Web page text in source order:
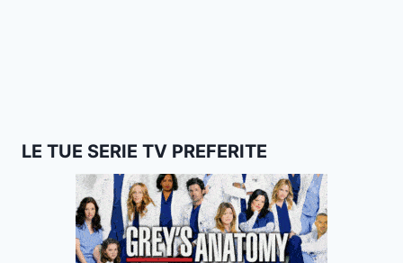
LE TUE SERIE TV PREFERITE